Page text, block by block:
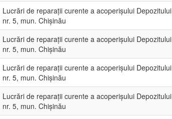
Lucrări de reparații curente a acoperișului Depozitului
nr. 5, mun. Chișinău
Lucrări de reparații curente a acoperișului Depozitului
nr. 5, mun. Chișinău
Lucrări de reparații curente a acoperișului Depozitului
nr. 5, mun. Chișinău
Lucrări de reparații curente a acoperișului Depozitului
nr. 5, mun. Chișinău